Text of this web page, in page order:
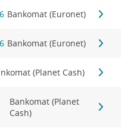
Bankomat (Euronet)
Bankomat (Euronet)
(Planet Cash)
Bankomat (Planet
Cash)